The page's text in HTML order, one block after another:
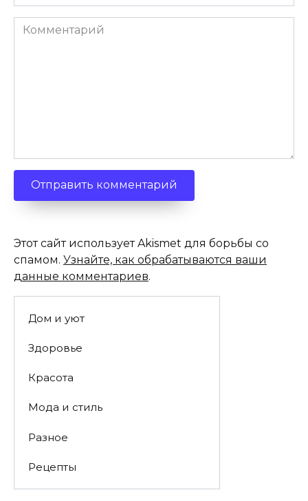
Комментарий
Этот сайт использует Akismet для борьбы со
спамом. Узнайте, как обрабатываются ваши
данные комментариев.
Дом и уют
Здоровье
Красота
Мода и стиль
Разное
Рецепты